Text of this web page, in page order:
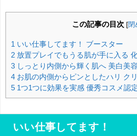
この記事の目次 [閉
1 いい仕事してます！ ブースター
2 放置プレイでもうる肌が手に入る
3 しっとり内側から輝く肌へ 美白美
4 お肌の内側からピンとしたハリ ク
5 1つ1つに効果を実感 優秀コスメ認
いい仕事してます！